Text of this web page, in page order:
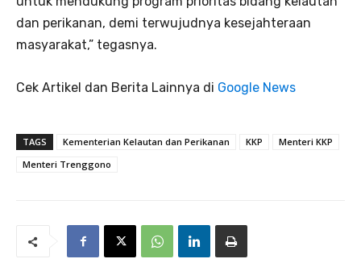
dan perikanan, demi terwujudnya kesejahteraan
masyarakat,” tegasnya.
Cek Artikel dan Berita Lainnya di Google News
TAGS Kementerian Kelautan dan Perikanan KKP
Menteri KKP
Menteri Trenggono